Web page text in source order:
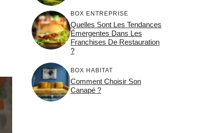
BOX ENTREPRISE
Quelles Sont Les Tendances
Émergentes Dans Les
Franchises De Restauration
?
BOX HABITAT
Comment Choisir Son
Canapé ?